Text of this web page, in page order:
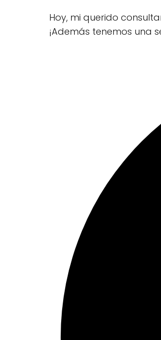
Hoy, mi querido
¡Además tenemos una